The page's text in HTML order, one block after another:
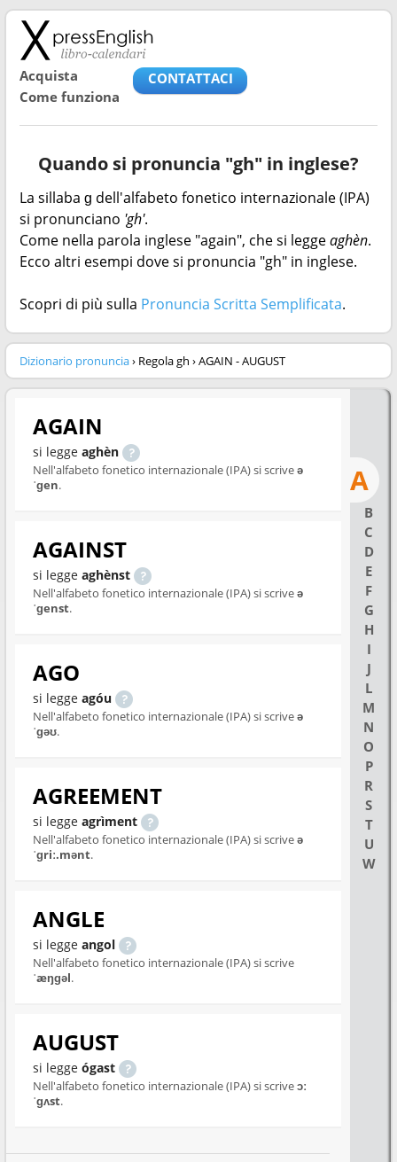
Acquista
Come funziona
CONTATTACI
Quando si pronuncia "gh" in inglese?
La sillaba ɡ dell'alfabeto fonetico internazionale (IPA)
si pronunciano 'gh'.
Come nella parola inglese "again", che si leggeaghèn.
Ecco altri esempi dove si pronuncia "gh" in inglese.
Scopri di più sulla Pronuncia Scritta Semplificata.
Dizionario pronuncia› Regola gh › AGAIN - AUGUST
A
B
C
D
E
F
G
H
I
J
L
M
N
O
P
R
S
T
U
W
AGAIN
si legge aghèn
Nell'alfabeto fonetico internazionale (IPA) si scriveə
ˈɡen.
AGAINST
si legge aghènst
Nell'alfabeto fonetico internazionale (IPA) si scriveə
ˈɡenst.
AGO
si legge agóu
Nell'alfabeto fonetico internazionale (IPA) si scriveə
ˈɡəʊ.
AGREEMENT
si legge agrìment
Nell'alfabeto fonetico internazionale (IPA) si scriveə
ˈɡriː.mənt.
ANGLE
si legge angol
Nell'alfabeto fonetico internazionale (IPA) si scrive
ˈæŋɡəl.
AUGUST
si legge ógast
Nell'alfabeto fonetico internazionale (IPA) si scriveɔː
ˈɡʌst.